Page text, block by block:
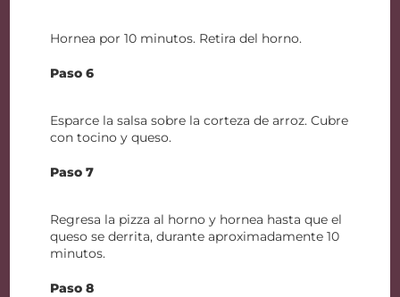
Hornea por 10 minutos. Retira del horno.
Paso 6
Esparce la salsa sobre la corteza de arroz. Cubre
con tocino y queso.
Paso 7
Regresa la pizza al horno y hornea hasta que el
queso se derrita, durante aproximadamente 10
minutos.
Paso 8